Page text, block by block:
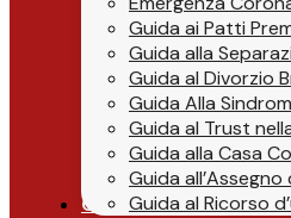
Guida ai Patti
Guida alla
Guida al Divorzio
Guida Alla
Guida al Trust
Guida alla Casa
Guida
Guida al Ricorso
Contatti